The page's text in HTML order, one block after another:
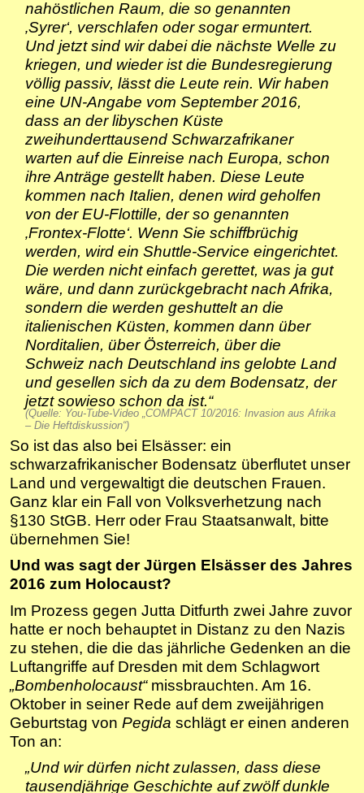
nahöstlichen Raum, die so genannten
‚Syrer‘, verschlafen oder sogar ermuntert.
Und jetzt sind wir dabei die nächste Welle zu
kriegen, und wieder ist die Bundesregierung
völlig passiv, lässt die Leute rein. Wir haben
eine UN-Angabe vom September 2016,
dass an der libyschen Küste
zweihunderttausend Schwarzafrikaner
warten auf die Einreise nach Europa, schon
ihre Anträge gestellt haben. Diese Leute
kommen nach Italien, denen wird geholfen
von der EU-Flottille, der so genannten
‚Frontex-Flotte‘. Wenn Sie schiffbrüchig
werden, wird ein Shuttle-Service eingerichtet.
Die werden nicht einfach gerettet, was ja gut
wäre, und dann zurückgebracht nach Afrika,
sondern die werden geshuttelt an die
italienischen Küsten, kommen dann über
Norditalien, über Österreich, über die
Schweiz nach Deutschland ins gelobte Land
und gesellen sich da zu dem Bodensatz, der
jetzt sowieso schon da ist.“
(Quelle: You-Tube-Video „COMPACT 10/2016: Invasion aus Afrika
– Die Heftdiskussion“)
So ist das also bei Elsässer: ein
schwarzafrikanischer Bodensatz überflutet unser
Land und vergewaltigt die deutschen Frauen.
Ganz klar ein Fall von Volksverhetzung nach
§130 StGB. Herr oder Frau Staatsanwalt, bitte
übernehmen Sie!
Und was sagt der Jürgen Elsässer des Jahres
2016 zum Holocaust?
Im Prozess gegen Jutta Ditfurth zwei Jahre zuvor
hatte er noch behauptet in Distanz zu den Nazis
zu stehen, die die das jährliche Gedenken an die
Luftangriffe auf Dresden mit dem Schlagwort
„Bombenholocaust“missbrauchten. Am 16.
Oktober in seiner Rede auf dem zweijährigen
Geburtstag von Pegida schlägt er einen anderen
Ton an:
„Und wir dürfen nicht zulassen, dass diese
tausendjährige Geschichte auf zwölf dunkle